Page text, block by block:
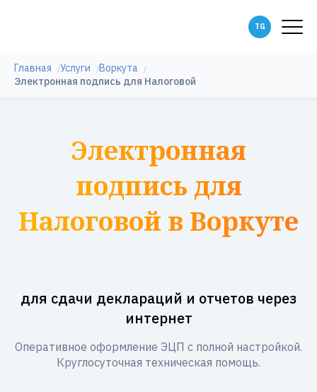
Главная Услуги
Воркута
Электронная подпись для Налоговой
Электронная
подпись для
Налоговой в Воркуте
для сдачи деклараций и отчетов через
интернет
Оперативное оформление ЭЦП с полной настройкой.
Круглосуточная техническая помощь.